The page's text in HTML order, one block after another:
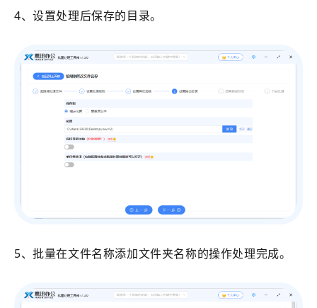
4、设置处理后保存的目录。
5、批量在文件名称添加文件夹名称的操作处理完成。